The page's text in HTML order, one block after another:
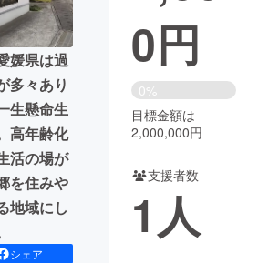
・ガジェット ゲーム・サ
起業 チャレンジ
・地域活性化
Good
CAMPFIRE Creation
と納税
コミュニティ
媛県は過
多々あり
生懸命生
高年齢化
活の場が
を住みや
地域にし
シェア
0円
0%
目標金額は
2,000,000円
支援者数
1人